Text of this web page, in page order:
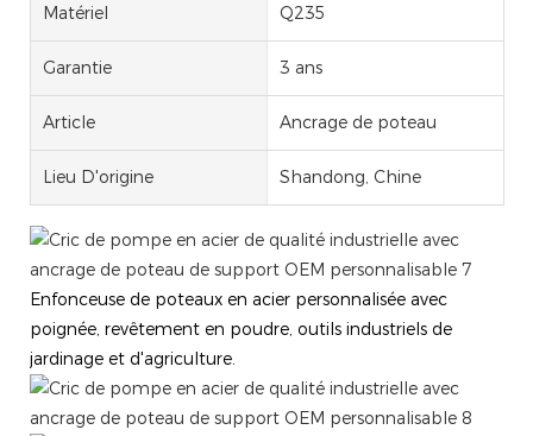
Matériel Q235
Garantie 3 ans
Article Ancrage de poteau
Lieu D'origine Shandong, Chine
Enfonceuse de poteaux en acier personnalisée avec
poignée, revêtement en poudre, outils industriels de
jardinage et d'agriculture.